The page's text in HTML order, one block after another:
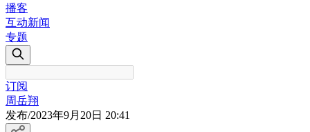
播客
互动新闻
专题
订阅
周岳翔
发布/2023年9月20日 20:41